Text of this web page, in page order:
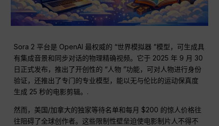
Sora 2 平台是 OpenAI 最权威的 “世界模拟器 ”模型，可生成具
有集成音景和同步对话的物理精确视频。它于 2025 年 9 月 30
日正式发布，推出了开创性的 “人物 ”功能，可对人物进行身份
验证，还推出了专门的专业模型，能以无与伦比的运动保真度
生成 25 秒的电影剪辑。.
然而，美国/加拿大的独家等待名单和每月 $200 的惊人价格往
往阻碍了全球创作者。这些限制性壁垒迫使电影制片人不得不